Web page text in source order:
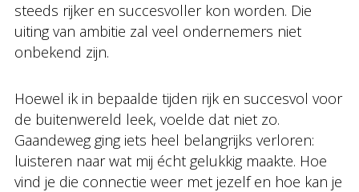
steeds rijker en succesvoller kon worden. Die
uiting van ambitie zal veel ondernemers niet
onbekend zijn.
Hoewel ik in bepaalde tijden rijk en succesvol voor
de buitenwereld leek, voelde dat niet zo.
Gaandeweg ging iets heel belangrijks verloren:
luisteren naar wat mij écht gelukkig maakte. Hoe
vind je die connectie weer met jezelf en hoe kan je